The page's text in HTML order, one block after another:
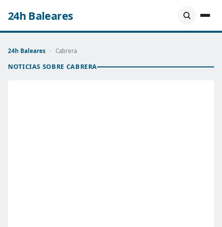
24h Baleares
24h Baleares › Cabrera
NOTICIAS SOBRE CABRERA